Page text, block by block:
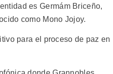
es Germám Briceño,
como Mono Jojoy.
para el proceso de paz en